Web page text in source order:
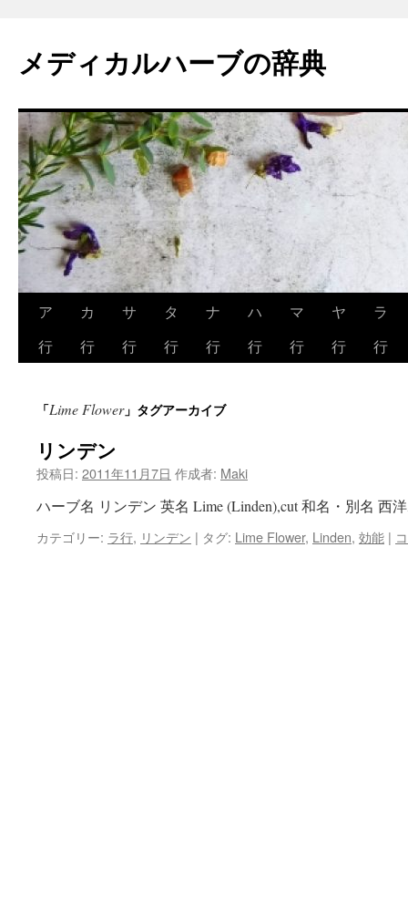
メディカルハーブの辞典
ン
へ
ス
ア
行
カ
行
サ
行
タ
行
ナ
行
ハ
行
マ
行
ヤ
行
ラ
行
「Lime Flower」タグアーカイブ
リンデン
投稿日: 2011年11月7日 作成者: Maki
ハーブ名 リンデン 英名 Lime (Linden),cut 和名・別名 西
カテゴリー: ラ行, リンデン | タグ: Lime Flower, Linden, 効能 |